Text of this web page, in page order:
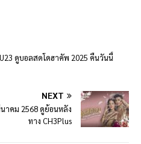
ดูบอลสดโดฮาคัพ 2025 คืนวันนี้
NEXT
นาคม 2568 ดูย้อนหลัง
ทาง CH3Plus